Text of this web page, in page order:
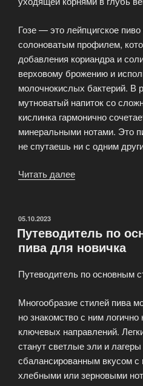
Гозе — это лейпцигское пиво
солоноватым профилем,
добавления кориандра и
верховому брожению и
молочнокислых бактерий. В
мутноватый напиток со
кислинка гармонично
минеральными нотами. Это
не спутаешь ни с одним
Читать далее
освежающая
кислинка
жаркого
ОПУБЛИКОВАНО
05.10.2023
Путеводитель по
пива для новичка
Путеводитель по основным
Многообразие стилей пива
но знакомство с ним логично
ключевых направлений.
станут светлые эли и
сбалансированным вкусом с
хлебными или зерновыми